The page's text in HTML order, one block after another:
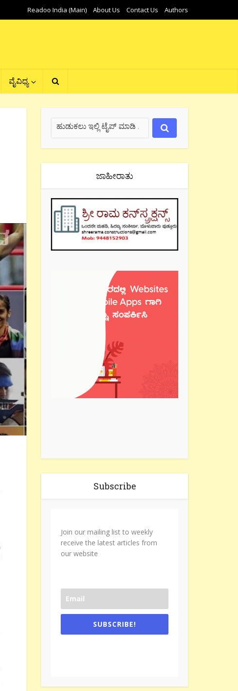
Readoo India (Main) About Us Contact Us Authors
ವೈವಿಧ್ಯ
ಜಾಹೀರಾತು
Subscribe
Join our mailing list to weekly
receive the latest articles from
our website
SUBSCRIBE!